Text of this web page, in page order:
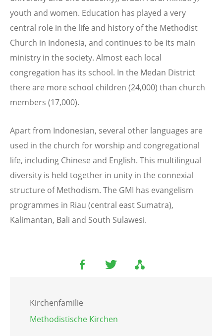
youth and women. Education has played a very
central role in the life and history of the Methodist
Church in Indonesia, and continues to be its main
ministry in the society. Almost each local
congregation has its school. In the Medan District
there are more school children (24,000) than church
members (17,000).
Apart from Indonesian, several other languages are
used in the church for worship and congregational
life, including Chinese and English. This multilingual
diversity is held together in unity in the connexial
structure of Methodism. The GMI has evangelism
programmes in Riau (central east Sumatra),
Kalimantan, Bali and South Sulawesi.
Kirchenfamilie
Methodistische Kirchen